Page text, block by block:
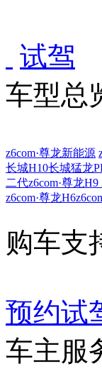
试驾
车型总
z6com·尊龙新能源
长城H10长城猛龙
二代z6com·尊龙H9
z6com·尊龙H6
购车支
预约试
车主服